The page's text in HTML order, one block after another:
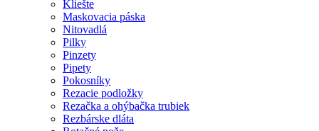
Kliešte
Maskovacia páska
Nitovadlá
Pilky
Pinzety
Pipety
Pokosníky
Rezacie podložky
Rezačka a ohýbačka trubiek
Rezbárske dláta